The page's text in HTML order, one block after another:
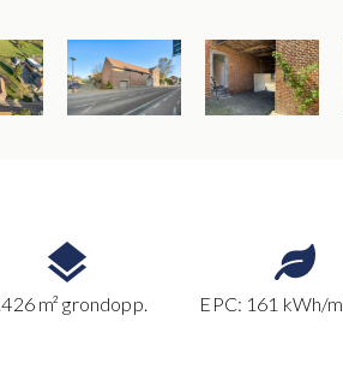
m² grondopp. EPC: 161 kWh/m